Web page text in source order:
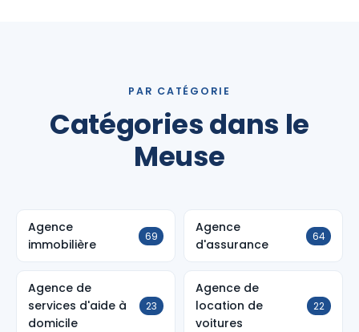
PAR CATÉGORIE
Catégories dans le
Meuse
Agence
immobilière
69
Agence
d'assurance
64
Agence de
services d'aide à
domicile
23
Agence de
location de
voitures
22